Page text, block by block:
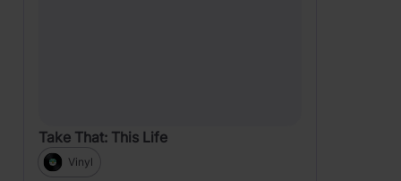
Take That: This Life
Vinyl